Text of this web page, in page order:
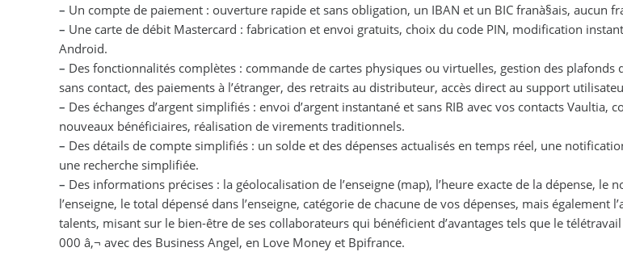
– Un compte de paiement : ouverture rapide et sans obligation, un IBAN et un BIC franà§ais, aucun
– Une carte de débit Mastercard : fabrication et envoi gratuits, choix du code PIN, modification
Android.
– Des fonctionnalités complètes : commande de cartes physiques ou virtuelles, gestion des
sans contact, des paiements à l’étranger, des retraits au distributeur, accès direct au support
– Des échanges d’argent simplifiés : envoi d’argent instantané et sans RIB avec vos contacts
nouveaux bénéficiaires, réalisation de virements traditionnels.
– Des détails de compte simplifiés : un solde et des dépenses actualisés en temps réel, une
une recherche simplifiée.
– Des informations précises : la géolocalisation de l’enseigne (map), l’heure exacte de la dépense,
l’enseigne, le total dépensé dans l’enseigne, catégorie de chacune de vos dépenses, mais
talents, misant sur le bien-être de ses collaborateurs qui bénéficient d’avantages tels que le
000 â‚¬ avec des Business Angel, en Love Money et Bpifrance.